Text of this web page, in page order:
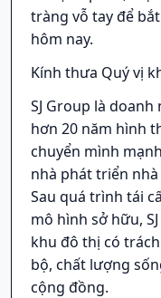
tràng vỗ tay để
hôm nay.
Kính thưa Quý vị
SJ Group là
hơn 20 năm hình
chuyển mình
nhà phát triển
Sau quá trình tái
mô hình sở hữu,
khu đô thị có
bộ, chất lượng
cộng đồng.